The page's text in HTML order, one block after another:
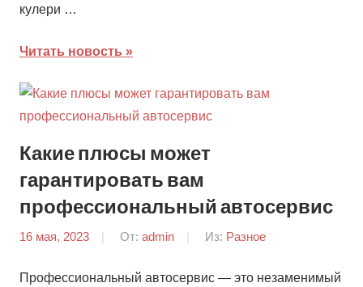
кулери …
Читать новость
Какие плюсы может
гарантировать вам
профессиональный автосервис
16 мая, 2023 От: admin Из: Разное
Профессиональный автосервис — это незаменимый